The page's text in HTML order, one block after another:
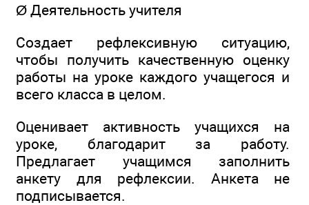
Ø Деятельность учителя
Создает рефлексивную ситуацию,
чтобы получить качественную оценку
работы на уроке каждого учащегося и
всего класса в целом.
Оценивает активность учащихся на
уроке, благодарит за работу.
Предлагает учащимся заполнить
анкету для рефлексии. Анкета не
подписывается.